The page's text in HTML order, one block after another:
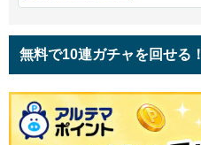
無料で10連ガチャを回せる！